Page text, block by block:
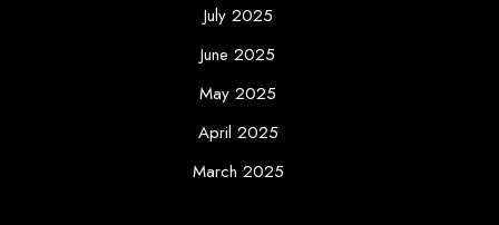
July 2025
June 2025
May 2025
April 2025
March 2025